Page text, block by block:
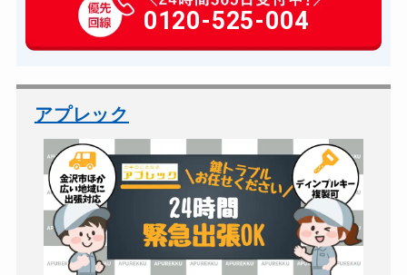
玄関カギ開け 11,000円～(税込)
玄関カギ修理 6,600円～(税込)
玄関カギ交換
車カギ開け 13,200円～(税込)
バイクカギ開け 13,200円～(税込)
バイクカギ作成 16,500円～(税込)
金庫カギ開け 14,300円～(税込)
金庫カギ交換 11,000円～(税込)
0120-525-004
アプレック